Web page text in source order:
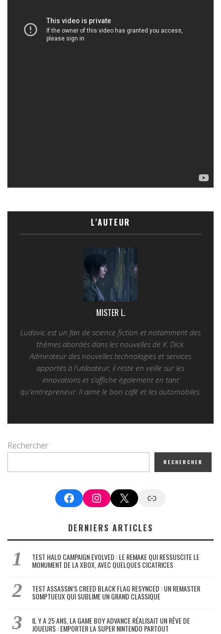
L'AUTEUR
MISTER L.
Ludovic est un fan de science fiction et notamment des
thèmes abordés dans les nouvelles de K. Dick.
Admirateur des nouvelles technologies et services
apportés à l'utilisateur, il reste en veille sur les
innovations et s'affiche également en tant
qu'entrepreneur. Il aime le bon café et les automobiles.
Rechercher
RECHERCHER
FacebookInstagram
X Google News
DERNIERS ARTICLES
TEST HALO CAMPAIGN EVOLVED : LE REMAKE QUI RESSUSCITE LE
MONUMENT DE LA XBOX, AVEC QUELQUES CICATRICES
TEST ASSASSIN’S CREED BLACK FLAG RESYNCED : UN REMASTER
SOMPTUEUX QUI SUBLIME UN GRAND CLASSIQUE
IL Y A 25 ANS, LA GAME BOY ADVANCE RÉALISAIT UN RÊVE DE
JOUEURS : EMPORTER LA SUPER NINTENDO PARTOUT